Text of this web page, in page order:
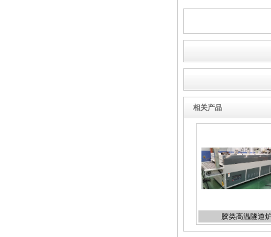
相关产品
胶类高温隧道